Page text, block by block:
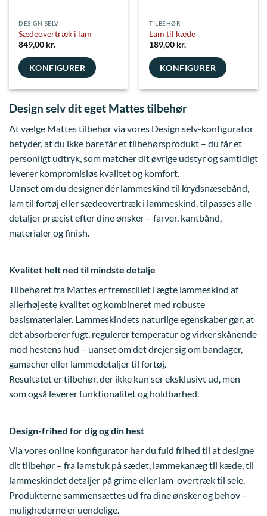
DESIGN-SELV
Sædeovertræk i lam
849,00 kr.
KONFIGURER
TILBEHØR
Lam til kæde
189,00 kr.
KONFIGURER
Design selv dit eget Mattes tilbehør
At vælge Mattes tilbehør via vores Design selv-konfigurator
betyder, at du ikke bare får et tilbehørsprodukt – du får et
personligt udtryk, som matcher dit øvrige udstyr og samtidigt
leverer kompromisløs kvalitet og komfort.
Uanset om du designer dér lammeskind til krydsnæsebånd,
lam til fortøj eller sædeovertræk i lammeskind, tilpasses alle
detaljer præcist efter dine ønsker – farver, kantbånd,
materialer og finish.
Kvalitet helt ned til mindste detalje
Tilbehøret fra Mattes er fremstillet i ægte lammeskind af
allerhøjeste kvalitet og kombineret med robuste
basismaterialer. Lammeskindets naturlige egenskaber gør, at
det absorberer fugt, regulerer temperatur og virker skånende
mod hestens hud – uanset om det drejer sig om bandager,
gamacher eller lammedetaljer til fortøj.
Resultatet er tilbehør, der ikke kun ser eksklusivt ud, men
som også leverer funktionalitet og holdbarhed.
Design-frihed for dig og din hest
Via vores online konfigurator har du fuld frihed til at designe
dit tilbehør – fra lamstuk på sædet, lammekanæg til kæde, til
lammeskindet detaljer på grime eller lam-overtræk til sele.
Produkterne sammensættes ud fra dine ønsker og behov –
mulighederne er uendelige.